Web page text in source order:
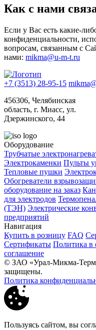
Как с нами
Если у Вас есть какие-
конфиденциальности,
вопросам, связанным с
нами: mikma@u-m-t.ru
+7 (3513) 28-95-15
456306, Челябинская
область, г. Миасс, ул.
Дзержинского, 44
Оборудование
Трубчатые
Электрокаменки Пульты
Тепловые пушки
Обогреватели
оборудование на заказ
для электродов
(ТЭН) Электрические
предприятий
Навигация
Купить в розницу FAQ
Сертификаты Политика в
соглашение
© ЗАО «Урал-Микма-
защищены.
Политика
Пользуясь сайтом, вы